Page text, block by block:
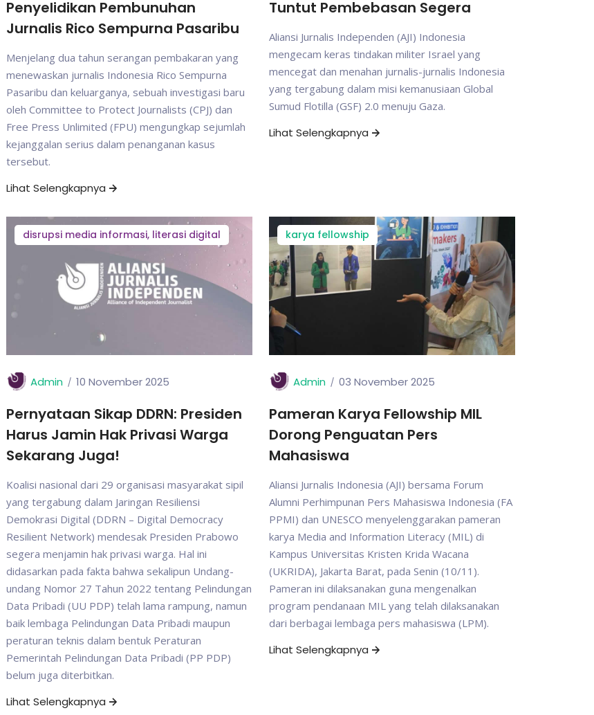
Penyelidikan Pembunuhan
Jurnalis Rico Sempurna Pasaribu
Menjelang dua tahun serangan pembakaran yang
menewaskan jurnalis Indonesia Rico Sempurna
Pasaribu dan keluarganya, sebuah investigasi baru
oleh Committee to Protect Journalists (CPJ) dan
Free Press Unlimited (FPU) mengungkap sejumlah
kejanggalan serius dalam penanganan kasus
tersebut.
Lihat Selengkapnya
Tuntut Pembebasan Segera
Aliansi Jurnalis Independen (AJI) Indonesia
mengecam keras tindakan militer Israel yang
mencegat dan menahan jurnalis-jurnalis Indonesia
yang tergabung dalam misi kemanusiaan Global
Sumud Flotilla (GSF) 2.0 menuju Gaza.
Lihat Selengkapnya
disrupsi media informasi, literasi digital
Admin 10 November 2025
Pernyataan Sikap DDRN: Presiden
Harus Jamin Hak Privasi Warga
Sekarang Juga!
Koalisi nasional dari 29 organisasi masyarakat sipil
yang tergabung dalam Jaringan Resiliensi
Demokrasi Digital (DDRN – Digital Democracy
Resilient Network) mendesak Presiden Prabowo
segera menjamin hak privasi warga. Hal ini
didasarkan pada fakta bahwa sekalipun Undang-
undang Nomor 27 Tahun 2022 tentang Pelindungan
Data Pribadi (UU PDP) telah lama rampung, namun
baik lembaga Pelindungan Data Pribadi maupun
peraturan teknis dalam bentuk Peraturan
Pemerintah Pelindungan Data Pribadi (PP PDP)
belum juga diterbitkan.
Lihat Selengkapnya
karya fellowship
Admin 03 November 2025
Pameran Karya Fellowship MIL
Dorong Penguatan Pers
Mahasiswa
Aliansi Jurnalis Indonesia (AJI) bersama Forum
Alumni Perhimpunan Pers Mahasiswa Indonesia (FA
PPMI) dan UNESCO menyelenggarakan pameran
karya Media and Information Literacy (MIL) di
Kampus Universitas Kristen Krida Wacana
(UKRIDA), Jakarta Barat, pada Senin (10/11).
Pameran ini dilaksanakan guna mengenalkan
program pendanaan MIL yang telah dilaksanakan
dari berbagai lembaga pers mahasiswa (LPM).
Lihat Selengkapnya